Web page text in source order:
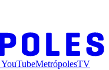
YouTubeMetrópolesTV